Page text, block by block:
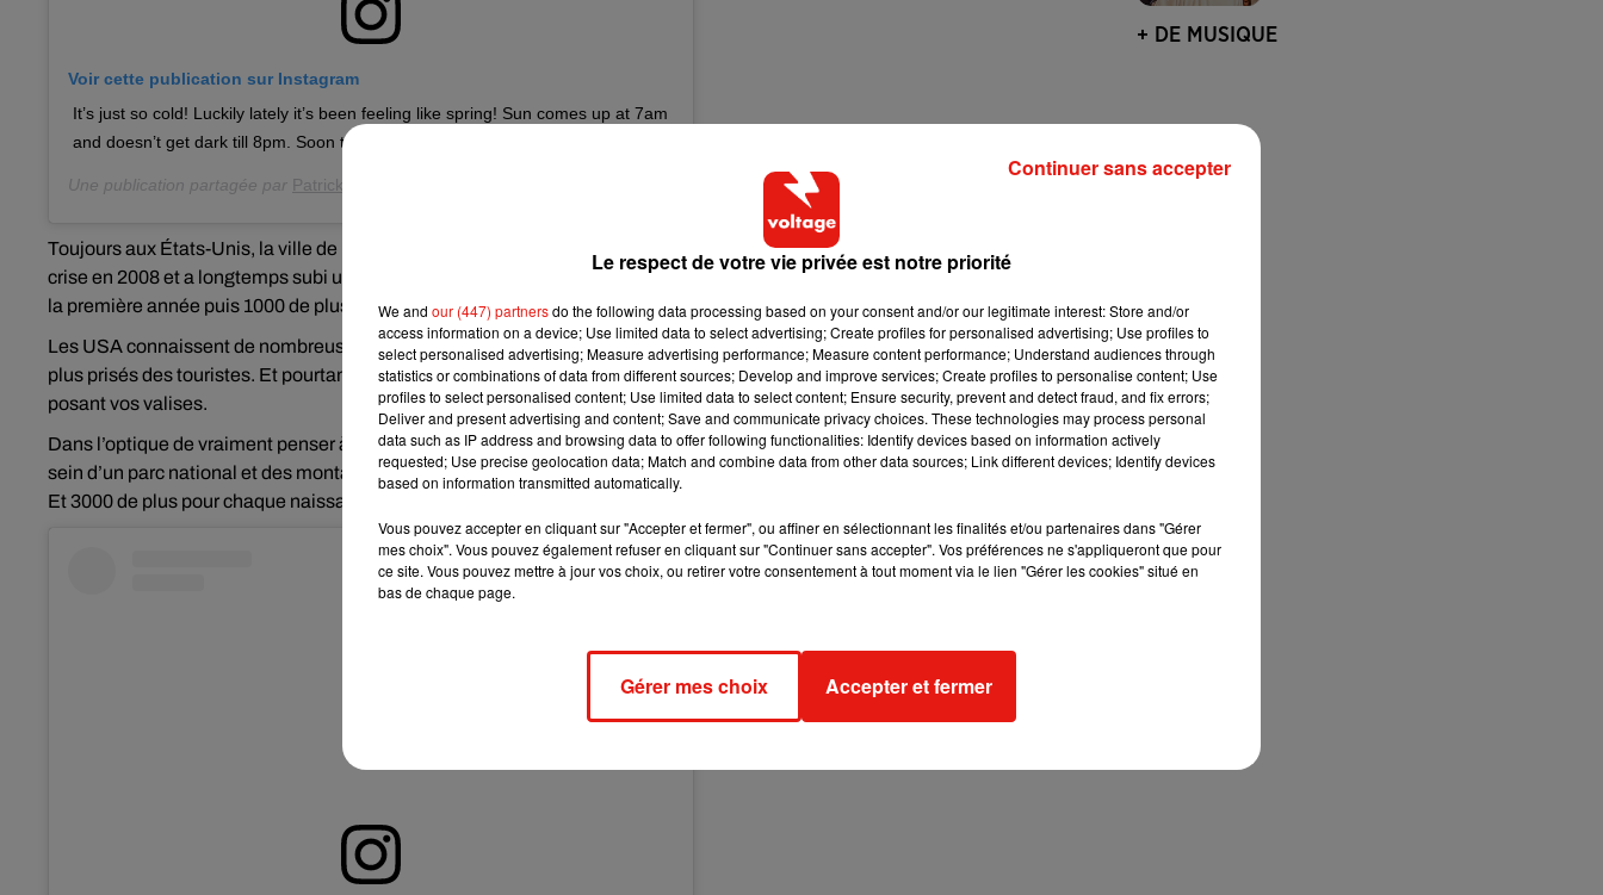
Voir cette publication sur Instagram
It’s just so cold! Luckily lately it’s been feeling like spring! Sun comes up at 7am
Une publication partagée par Patrick Thun
Toujours aux États-Unis, la ville de Détroit a mis également en place une offre financière. La ville a en effet connu une grave
crise en 2008 et a longtemps subi une image de ville criminelle. Si vous souhaitez vous y installer, vous recevrez 2500 dollars
la première année puis 1000 de plus l’année suivante.
Les USA connaissent de nombreuses zones désertées. C’est le cas aussi des Chutes du Niagara. Il s’agit d’un des lieux les
plus prisés des touristes. Et pourtant peu d’habitants locaux restent sur place. Vous pourrez percevoir jusqu’à 7000 euros en
posant vos valises.
Dans l’optique de vraiment penser à repeupler de façon durable, en Espagne, la ville de Ponga est allée encore plus loin. Au
sein d’un parc national et des montagnes dans la principauté des Asturies, la ville offre aux nouveaux habitants 3000 euros.
Et 3000 de plus pour chaque naissance !
+ DE MUSIQUE
Le respect de votre vie privée est notre priorité
We and our (447) partnersdo the following data processing based on your consent and/or our legitimate interest: Store and/or
access information on a device; Use limited data to select advertising; Create profiles for personalised advertising; Use profiles to
select personalised advertising; Measure advertising performance; Measure content performance; Understand audiences through
statistics or combinations of data from different sources; Develop and improve services; Create profiles to personalise content; Use
profiles to select personalised content; Use limited data to select content; Ensure security, prevent and detect fraud, and fix errors;
Deliver and present advertising and content; Save and communicate privacy choices. These technologies may process personal
data such as IP address and browsing data to offer following functionalities: Identify devices based on information actively
requested; Use precise geolocation data; Match and combine data from other data sources; Link different devices; Identify devices
based on information transmitted automatically.
Vous pouvez accepter en cliquant sur "Accepter et fermer", ou affiner en sélectionnant les finalités et/ou partenaires dans "Gérer
mes choix". Vous pouvez également refuser en cliquant sur "Continuer sans accepter". Vos préférences ne s'appliqueront que pour
ce site. Vous pouvez mettre à jour vos choix, ou retirer votre consentement à tout moment via le lien "Gérer les cookies" situé en
bas de chaque page.
Gérer mes choix Accepter et fermer
Continuer sans accepter